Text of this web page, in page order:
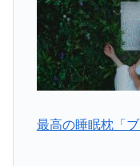
最高の睡眠枕「